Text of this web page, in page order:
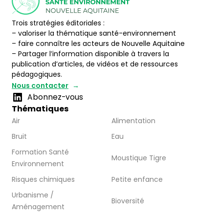
Trois stratégies éditoriales :
– valoriser la thématique santé-environnement
– faire connaître les acteurs de Nouvelle Aquitaine
– Partager l’information disponible à travers la
publication d’articles, de vidéos et de ressources
pédagogiques.
Nous contacter
Abonnez-vous
Thématiques
Air
Alimentation
Bruit
Eau
Formation Santé
Environnement
Moustique Tigre
Risques chimiques
Petite enfance
Urbanisme /
Aménagement
Bioversité